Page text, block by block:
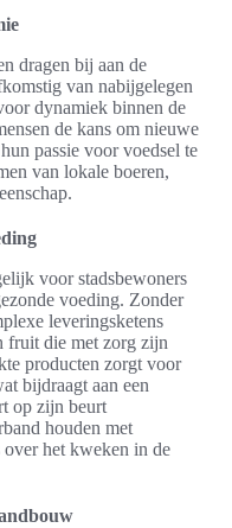
dragen bij aan de
van nabijgelegen
dynamiek binnen de
de kans om nieuwe
passie voor voedsel te
van lokale boeren,
voor stadsbewoners
voeding. Zonder
leveringsketens
fruit die met zorg zijn
producten zorgt voor
bijdraagt aan een
op zijn beurt
houden met
het kweken in de